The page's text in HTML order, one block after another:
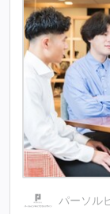
パーソル